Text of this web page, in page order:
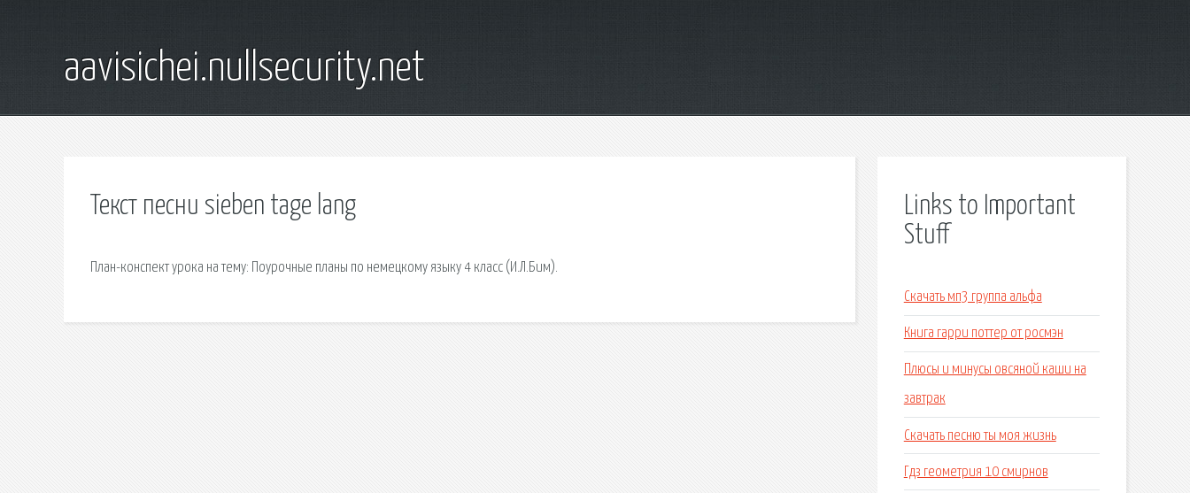
aavisichei.nullsecurity.net
Текст песни sieben tage lang
План-конспект урока на тему: Поурочные планы по немецкому языку 4 класс (И.Л.Бим).
Links to Important
Stuff
Скачать мп3 группа альфа
Книга гарри поттер от росмэн
Плюсы и минусы овсяной каши на
завтрак
Скачать песню ты моя жизнь
Гдз геометрия 10 смирнов